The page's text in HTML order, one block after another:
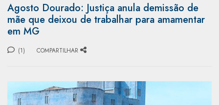
Agosto Dourado: Justiça anula demissão de
mãe que deixou de trabalhar para amamentar
em MG
(1) COMPARTILHAR